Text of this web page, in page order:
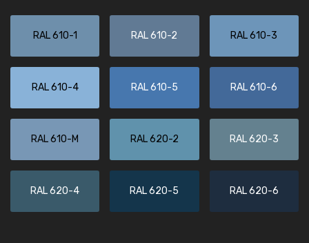
RAL 610-1 RAL 610-2 RAL 610-3
RAL 610-4 RAL 610-5 RAL 610-6
RAL 610-M RAL 620-2 RAL 620-3
RAL 620-4 RAL 620-5 RAL 620-6